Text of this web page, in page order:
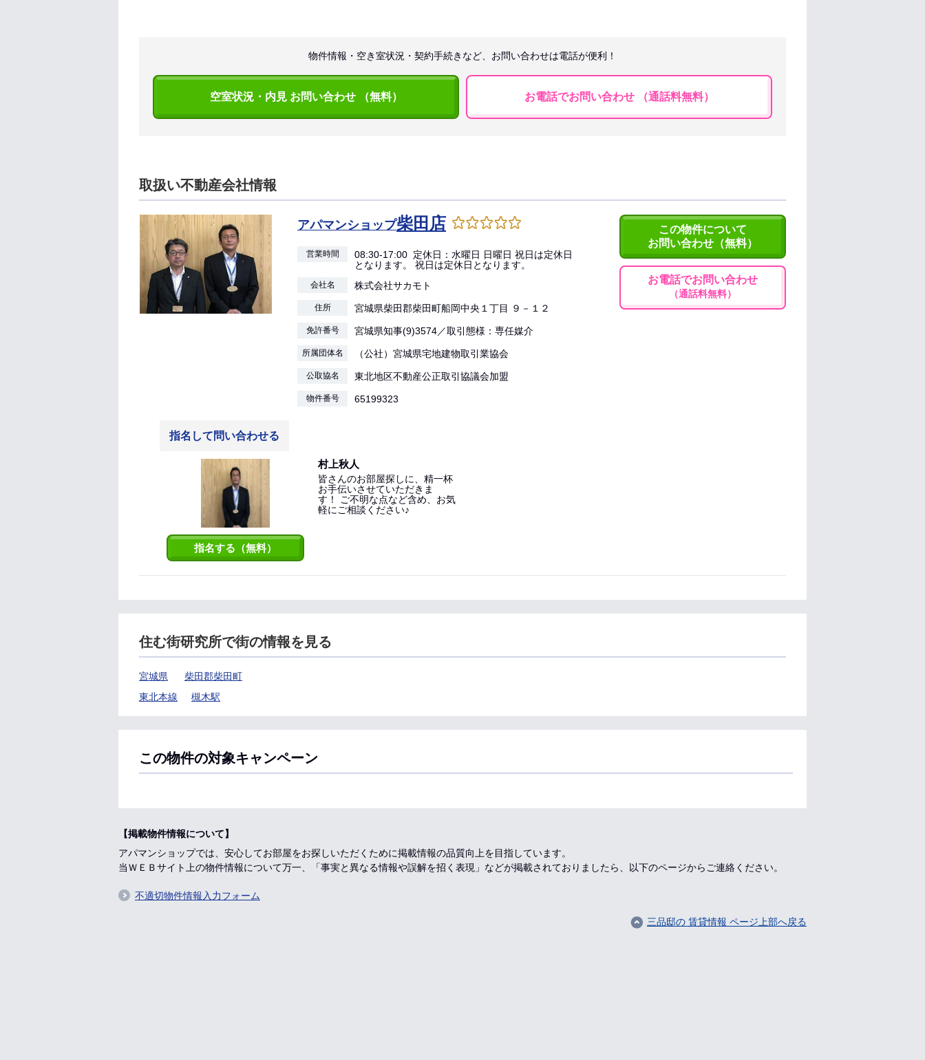
物件情報・空き室状況・契約手続きなど、お問い合わせは電話が便利！
空室状況・内見 お問い合わせ （無料） お電話でお問い合わせ （通話料無料）
取扱い不動産会社情報
アパマンショップ柴田店
営業時間
08:30-17:00 定休日：水曜日 日曜日 祝日は定休日
となります。 祝日は定休日となります。
会社名 株式会社サカモト
住所 宮城県柴田郡柴田町船岡中央１丁目 ９－１２
免許番号 宮城県知事(9)3574／取引態様：専任媒介
所属団体名 （公社）宮城県宅地建物取引業協会
公取協名 東北地区不動産公正取引協議会加盟
物件番号 65199323
この物件について
お問い合わせ（無料）
お電話でお問い合わせ
（通話料無料）
指名して問い合わせる
指名する（無料）
村上秋人
皆さんのお部屋探しに、精一杯
お手伝いさせていただきま
す！ ご不明な点など含め、お気
軽にご相談ください♪
住む街研究所で街の情報を見る
宮城県
柴田郡柴田町
東北本線
槻木駅
この物件の対象キャンペーン
【掲載物件情報について】
アパマンショップでは、安心してお部屋をお探しいただくために掲載情報の品質向上を目指しています。
当ＷＥＢサイト上の物件情報について万一、「事実と異なる情報や誤解を招く表現」などが掲載されておりましたら、以下のページからご連絡ください。
不適切物件情報入力フォーム
三品邸の 賃貸情報 ページ上部へ戻る